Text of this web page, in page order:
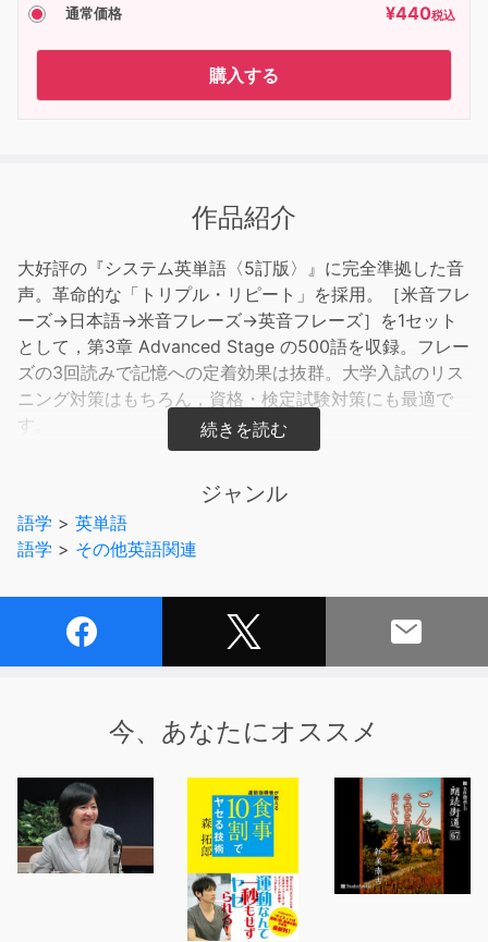
通常価格 ¥440税込
購入する
作品紹介
大好評の『システム英単語〈5訂版〉』に完全準拠した音
声。革命的な「トリプル・リピート」を採用。［米音フレ
ーズ→日本語→米音フレーズ→英音フレーズ］を1セット
として，第3章 Advanced Stage の500語を収録。フレー
ズの3回読みで記憶への定着効果は抜群。大学入試のリス
ニング対策はもちろん，資格・検定試験対策にも最適で
す。
※この商品は『システム英単語〈5訂版〉ＣＤ』の音声ダ
CDトラック番号に対応しています。
ジャンル
語学 > 英単語
語学 > その他英語関連
今、あなたにオススメ